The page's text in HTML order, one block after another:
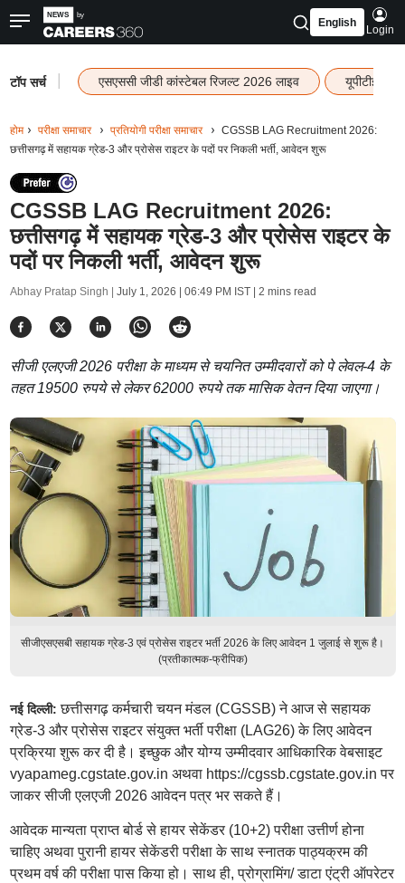
English
Login
टॉप सर्च एसएससी जीडी कांस्टेबल रिजल्ट 2026 लाइव यूपीटीईटी
होम परीक्षा समाचार प्रतियोगी परीक्षा समाचार
CGSSB LAG Recruitment 2026:
छत्तीसगढ़ में सहायक ग्रेड-3 और प्रोसेस राइटर के पदों पर निकली भर्ती, आवेदन शुरू
CGSSB LAG Recruitment 2026:
छत्तीसगढ़ में सहायक ग्रेड-3 और प्रोसेस राइटर के
पदों पर निकली भर्ती, आवेदन शुरू
Abhay Pratap Singh | July 1, 2026 | 06:49 PM IST| 2 mins read
सीजी एलएजी 2026 परीक्षा के माध्यम से चयनित उम्मीदवारों को पे लेवल-4 के
तहत 19500 रुपये से लेकर 62000 रुपये तक मासिक वेतन दिया जाएगा।
सीजीएसएसबी सहायक ग्रेड-3 एवं प्रोसेस राइटर भर्ती 2026 के लिए आवेदन 1 जुलाई से शुरू है।
(प्रतीकात्मक-फ्रीपिक)
नई दिल्ली:छत्तीसगढ़ कर्मचारी चयन मंडल (CGSSB) ने आज से सहायक
ग्रेड-3 और प्रोसेस राइटर संयुक्त भर्ती परीक्षा (LAG26) के लिए आवेदन
प्रक्रिया शुरू कर दी है। इच्छुक और योग्य उम्मीदवार आधिकारिक वेबसाइट
vyapameg.cgstate.gov.in अथवा https://cgssb.cgstate.gov.in पर
जाकर सीजी एलएजी 2026 आवेदन पत्र भर सकते हैं।
आवेदक मान्यता प्राप्त बोर्ड से हायर सेकेंडर (10+2) परीक्षा उत्तीर्ण होना
चाहिए अथवा पुरानी हायर सेकेंडरी परीक्षा के साथ स्नातक पाठ्यक्रम की
प्रथम वर्ष की परीक्षा पास किया हो। साथ ही, प्रोग्रामिंग/ डाटा एंट्री ऑपरेटर